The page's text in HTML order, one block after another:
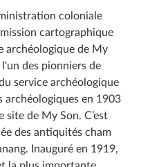
coloniale
cartographique
archéologique de My
des pionniers de
service archéologique
archéologiques en 1903
de My Son. C’est
des antiquités cham
Inauguré en 1919,